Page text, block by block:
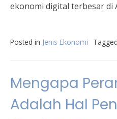
ekonomi digital terbesar di
Posted in Jenis Ekonomi Tagged
Mengapa
Adalah Hal